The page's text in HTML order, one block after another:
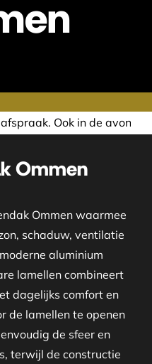
of in het weekend
Ommen
Ommen waarmee
schaduw, ventilatie
aluminium
lamellen combineert
dagelijks comfort en
de lamellen te openen
de sfeer en
terwijl de constructie